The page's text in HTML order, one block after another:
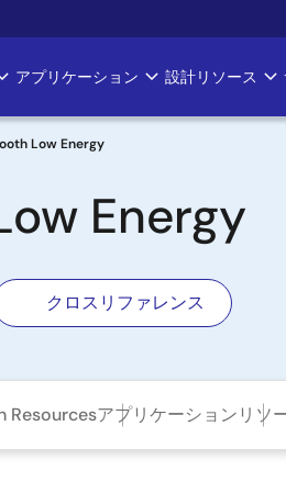
アプリケーション 設計リソース
Low Energy
Energy
クロスリファレンス
Resourcesアプリケーションリソ